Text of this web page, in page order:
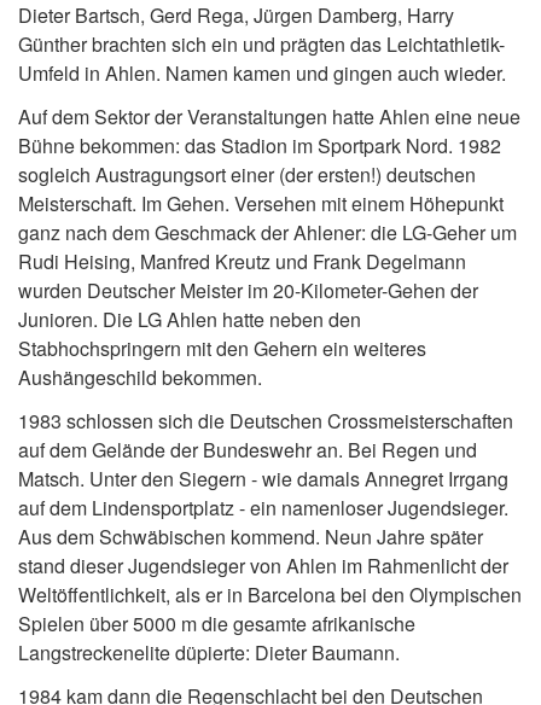
Dieter Bartsch, Gerd Rega, Jürgen Damberg, Harry
Günther brachten sich ein und prägten das Leichtathletik-
Umfeld in Ahlen. Namen kamen und gingen auch wieder.
Auf dem Sektor der Veranstaltungen hatte Ahlen eine neue
Bühne bekommen: das Stadion im Sportpark Nord. 1982
sogleich Austragungsort einer (der ersten!) deutschen
Meisterschaft. Im Gehen. Versehen mit einem Höhepunkt
ganz nach dem Geschmack der Ahlener: die LG-Geher um
Rudi Heising, Manfred Kreutz und Frank Degelmann
wurden Deutscher Meister im 20-Kilometer-Gehen der
Junioren. Die LG Ahlen hatte neben den
Stabhochspringern mit den Gehern ein weiteres
Aushängeschild bekommen.
1983 schlossen sich die Deutschen Crossmeisterschaften
auf dem Gelände der Bundeswehr an. Bei Regen und
Matsch. Unter den Siegern - wie damals Annegret Irrgang
auf dem Lindensportplatz - ein namenloser Jugendsieger.
Aus dem Schwäbischen kommend. Neun Jahre später
stand dieser Jugendsieger von Ahlen im Rahmenlicht der
Weltöffentlichkeit, als er in Barcelona bei den Olympischen
Spielen über 5000 m die gesamte afrikanische
Langstreckenelite düpierte: Dieter Baumann.
1984 kam dann die Regenschlacht bei den Deutschen